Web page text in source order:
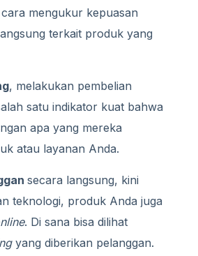
mengukur kepuasan
terkait produk yang
, melakukan pembelian
satu indikator kuat bahwa
apa yang mereka
atau layanan Anda.
secara langsung, kini
teknologi, produk Anda juga
. Di sana bisa dilihat
yang diberikan pelanggan.